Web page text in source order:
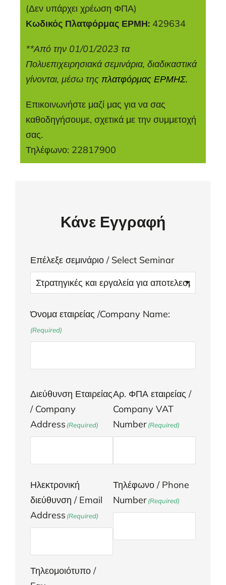
(Δεν υπάρχει χρέωση ΦΠΑ)
Κωδικός Πλατφόρμας ΕΡΜΗ: 429634
**Από την 01/01/2023 τα
Πολυεπιχειρησιακά σεμινάρια, διαδικαστικά
γίνονται, μέσω της πλατφόρμας ΕΡΜΗΣ.
Επικοινωνήστε μαζί μας για να σας
καθοδηγήσουμε, σχετικά με την συμμετοχή
σας.
Τηλέφωνο: 22817900
Κάνε Εγγραφή
Επέλεξε σεμινάριο / Select Seminar
Όνομα εταιρείας /Company Name:
(Required)
Διεύθυνση Εταιρείας
/ Company
Address (Required)
Αρ. ΦΠΑ εταιρείας /
Company VAT
Number(Required)
Ηλεκτρονική
διεύθυνση / Email
Address (Required)
Τηλέφωνο / Phone
Number(Required)
Τηλεομοιότυπο /